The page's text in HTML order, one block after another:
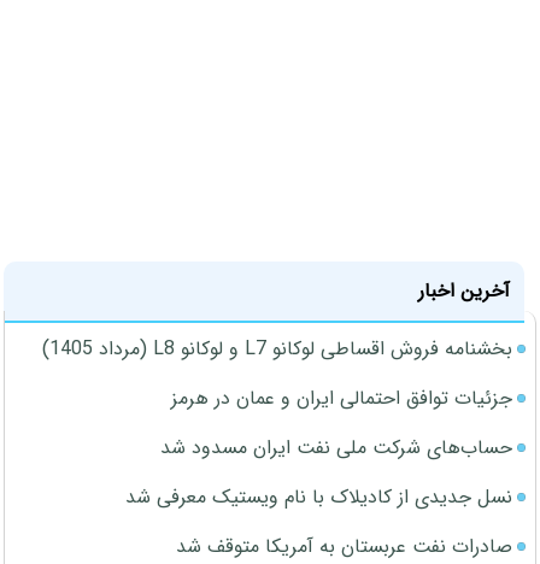
آخرین اخبار
بخشنامه فروش اقساطی لوکانو L7 و لوکانو L8 (مرداد 1405)
جزئیات توافق احتمالی ایران و عمان در هرمز
حساب‌های شرکت ملی نفت ایران مسدود شد
نسل جدیدی از کادیلاک با نام ویستیک معرفی شد
صادرات نفت عربستان به آمریکا متوقف شد